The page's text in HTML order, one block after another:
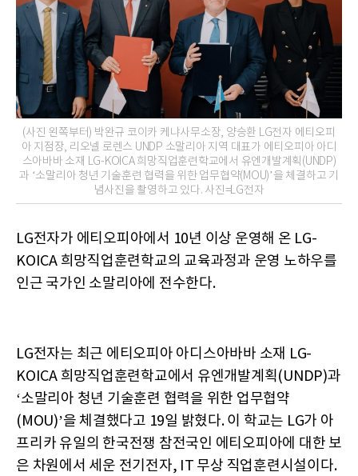
(사진 왼쪽부터) 박완규 코이카 케냐사무소장, 양승환 LG전자 에티오피
아 지점장, 리오넬 로렌스 UNDP 소말리아 지역 대표가 에티오피아 아디
스아바바 소재 LG-KOICA 희망직업훈련학교에서 유엔개발계획(UNDP)
과 ‘소말리아 청년 기술훈련 협력을 위한 업무협약(MOU)’을 체결하고 기
념사진을 촬영하고 있다. 사진=LG전자
LG전자가 에티오피아에서 10년 이상 운영해 온 LG-
KOICA 희망직업훈련학교의 교육과정과 운영 노하우를
인근 국가인 소말리아에 전수한다.
LG전자는 최근 에티오피아 아디스아바바 소재 LG-
KOICA 희망직업훈련학교에서 유엔개발계획(UNDP)과
‘소말리아 청년 기술훈련 협력을 위한 업무협약
(MOU)’을 체결했다고 19일 밝혔다. 이 학교는 LG가 아
프리카 유일의 한국전쟁 참전국인 에티오피아에 대한 보
은 차원에서 세운 전기전자, IT 무상 직업훈련시설이다.